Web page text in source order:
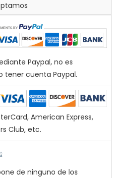
Paypal, no es
tener cuenta Paypal.
American Express,
Club, etc.
de ninguno de los